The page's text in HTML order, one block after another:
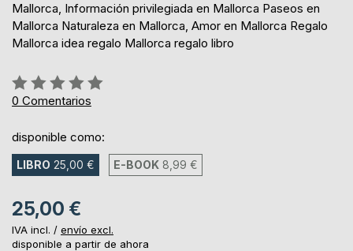
Mallorca, Información privilegiada en Mallorca Paseos en
Mallorca Naturaleza en Mallorca, Amor en Mallorca Regalo
Mallorca idea regalo Mallorca regalo libro
Rating:
0%
0 Comentarios
disponible como:
LIBRO 25,00 € E-BOOK 8,99 €
25,00 €
IVA incl. / envío excl.
disponible a partir de ahora